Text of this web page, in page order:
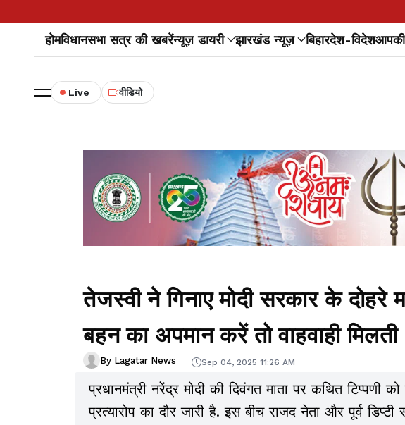
होमविधानसभा सत्र की खबरेंन्यूज़ डायरी झारखंड न्यूज़ बिहारदेश-विदेश
Live वीडियो
तेजस्वी ने गिनाए मोदी सरकार के
बहन का अपमान करें तो वाहवाही मिलती
By Lagatar News Sep 04, 2025 11:26 AM
प्रधानमंत्री नरेंद्र मोदी की दिवंगत माता पर कथित टिप्पणी
प्रत्यारोप का दौर जारी है. इस बीच राजद नेता और पूर्व